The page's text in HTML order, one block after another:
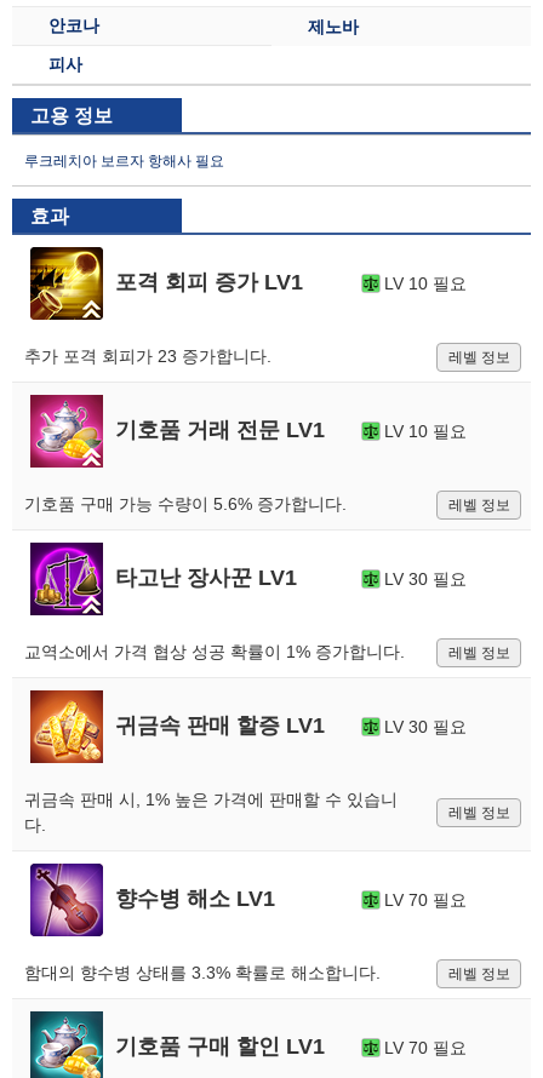
안코나
제노바
피사
고용 정보
루크레치아 보르자 항해사 필요
효과
포격 회피 증가 LV1 LV 10 필요
추가 포격 회피가 23 증가합니다. 레벨 정보
기호품 거래 전문 LV1 LV 10 필요
기호품 구매 가능 수량이 5.6% 증가합니다. 레벨 정보
타고난 장사꾼 LV1 LV 30 필요
교역소에서 가격 협상 성공 확률이 1% 증가합니다. 레벨 정보
귀금속 판매 할증 LV1 LV 30 필요
귀금속 판매 시, 1% 높은 가격에 판매할 수 있습니
다.
레벨 정보
향수병 해소 LV1 LV 70 필요
함대의 향수병 상태를 3.3% 확률로 해소합니다. 레벨 정보
기호품 구매 할인 LV1 LV 70 필요